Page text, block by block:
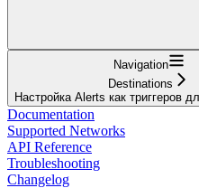
Navigation
Destinations
Настройка Alerts как триггеров
Documentation
Supported Networks
API Reference
Troubleshooting
Changelog